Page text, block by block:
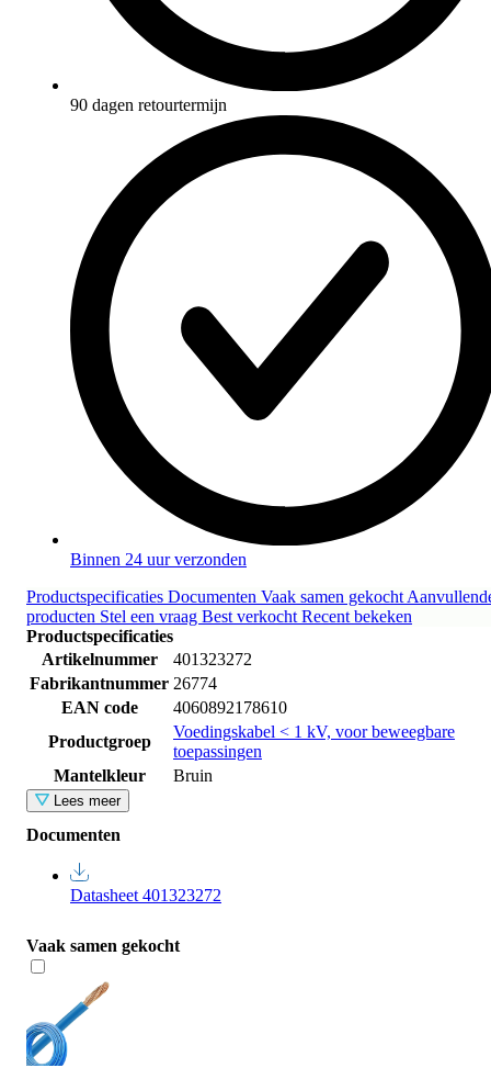
90 dagen retourtermijn
Binnen 24 uur verzonden
Productspecificaties Documenten Vaak samen gekocht
producten Stel een vraag Best verkocht Recent bekeken
Productspecificaties
Artikelnummer
401323272
Fabrikantnummer 26774
EAN code
4060892178610
Productgroep
Voedingskabel < 1 kV, voor beweegbare
toepassingen
Mantelkleur
Bruin
Lees meer
Documenten
Datasheet 401323272
Vaak samen gekocht